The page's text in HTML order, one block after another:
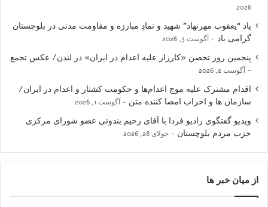
2026
یاد “یعقوب مهرنهاد” شهید و نمادِ مبارزه و مقاومت مدنی در بلوچستان
گرامی باد
آگوست 3, 2026
پنجمین روز تحصن «کارزار علیه اعدام در ایران» در لندن/ عکس تجمع
آگوست 2, 2026
اقدام مشترک علیه موج اعدام‌ها و حکومت کشتار و اعدام در ایران/
سازمان ها و احزاب امضا کننده متن
آگوست 1, 2026
ویدیو گفتگوی رادیو فردا با آقای رحیم بندوئی عضو شورای مرکزی
حزب مردم بلوچستان
جولای 28, 2026
از میان خبر ها